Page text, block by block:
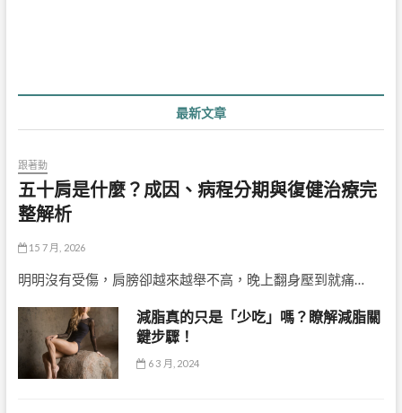
最新文章
跟著動
五十肩是什麼？成因、病程分期與復健治療完
整解析
15 7 月, 2026
明明沒有受傷，肩膀卻越來越舉不高，晚上翻身壓到就痛…
減脂真的只是「少吃」嗎？瞭解減脂關
鍵步驟！
6 3 月, 2024